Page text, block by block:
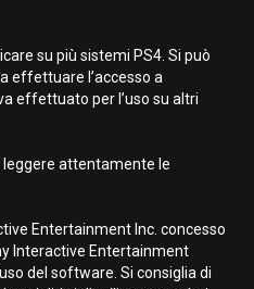
su più sistemi PS4. Si può
effettuare l’accesso a
effettuato per l’uso su altri
leggere attentamente le
Entertainment Inc. concesso
Interactive Entertainment
del software. Si consiglia di